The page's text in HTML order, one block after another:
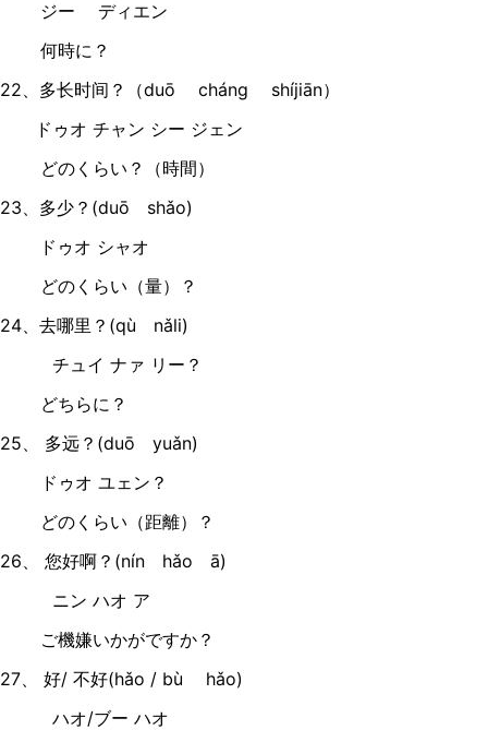
ジー ディエン
何時に？
22、多长时间？（duō cháng shíjiān）
ドゥオ チャン シー ジェン
どのくらい？（時間）
23、多少？(duō shǎo)
ドゥオ シャオ
どのくらい（量）？
24、去哪里？(qù nǎli)
チュイ ナァ リー？
どちらに？
25、 多远？(duō yuǎn)
ドゥオ ユェン？
どのくらい（距離）？
26、 您好啊？(nín hǎo ā)
ニン ハオ ア
ご機嫌いかがですか？
27、 好/ 不好(hǎo / bù hǎo)
ハオ/ブー ハオ